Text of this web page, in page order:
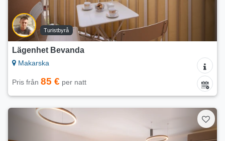
Turistbyrå
Lägenhet Bevanda
Makarska
Pris från 85 € per natt